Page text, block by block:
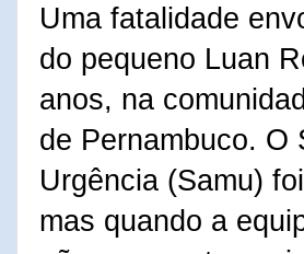
Uma fatalidade
do pequeno Luan
anos, na
de Pernambuco. O
Urgência (Samu)
mas quando a